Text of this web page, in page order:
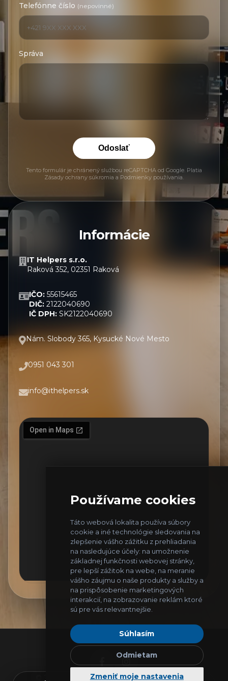
Používame cookies
Táto webová lokalita používa súbory
cookie a iné technológie sledovania na
zlepšenie vášho zážitku z prehliadania
na nasledujúce účely: na umožnenie
základnej funkčnosti webovej stránky,
pre lepší zážitok na webe na meranie
vášho záujmu o naše produkty a služby a
na prispôsobenie marketingových
interakcií, na zobrazovanie reklám ktoré
sú pre vás relevantnejšie
Súhlasím
Odmietam
Zmeniť moje nastavenia
Telefónne číslo (nepovinné)
Správa
Odoslať
Tento formulár je chránený službou reCAPTCHA od Google. Platia
Zásady ochrany súkromia a Podmienky používania
Informácie
IT Helpers s.r.o.
Raková 352, 02351 Raková
IČO: 55615465
DIČ: 2122040690
IČ DPH: SK2122040690
Nám. Slobody 365, Kysucké Nové Mesto
0951 043 301
info@ithelpers.sk
IT Helpers. Všetky práva vyhradené.